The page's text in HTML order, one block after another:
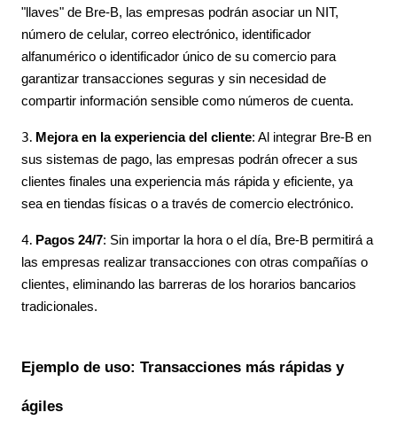
"llaves" de Bre-B, las empresas podrán asociar un NIT,
número de celular, correo electrónico, identificador
alfanumérico o identificador único de su comercio para
garantizar transacciones seguras y sin necesidad de
compartir información sensible como números de cuenta.
Mejora en la experiencia del cliente: Al integrar Bre-B en
sus sistemas de pago, las empresas podrán ofrecer a sus
clientes finales una experiencia más rápida y eficiente, ya
sea en tiendas físicas o a través de comercio electrónico.
Pagos 24/7: Sin importar la hora o el día, Bre-B permitirá a
las empresas realizar transacciones con otras compañías o
clientes, eliminando las barreras de los horarios bancarios
tradicionales.
Ejemplo de uso: Transacciones más rápidas y
ágiles